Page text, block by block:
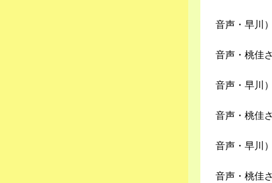
音声・早川
音声・桃佳
音声・早川
音声・桃佳
音声・早川
音声・桃佳